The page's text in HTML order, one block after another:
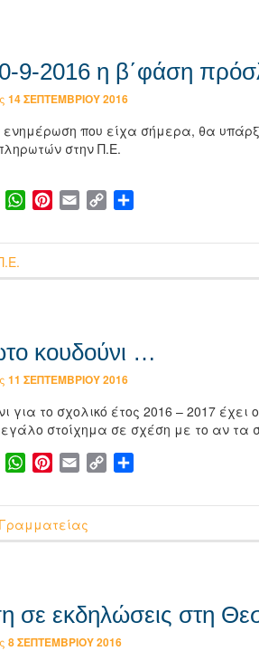
9-2016 η β΄φάση
14 ΣΕΠΤΕΜΒΡΊΟΥ 2016
που είχα σήμερα, θα
στην Π.Ε.
Viber WhatsApp
Pinterest
Email Copy
κουδούνι …
11 ΣΕΠΤΕΜΒΡΊΟΥ 2016
για το σχολικό έτος 2016 – 2017
στοίχημα σε σχέση με το αν τα
Viber WhatsApp
Pinterest
Email Copy
σε εκδηλώσεις στη
8 ΣΕΠΤΕΜΒΡΊΟΥ 2016